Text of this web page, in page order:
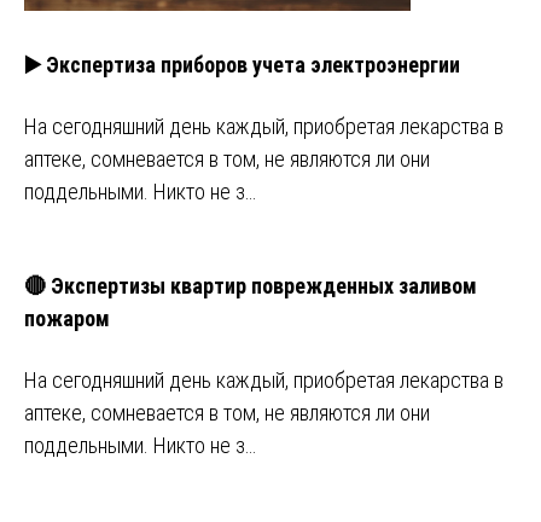
▶️ Экспертиза приборов учета электроэнергии
На сегодняшний день каждый, приобретая лекарства в
аптеке, сомневается в том, не являются ли они
поддельными. Никто не з…
🔴 Экспертизы квартир поврежденных заливом
пожаром
На сегодняшний день каждый, приобретая лекарства в
аптеке, сомневается в том, не являются ли они
поддельными. Никто не з…